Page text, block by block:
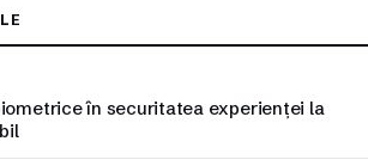
în securitatea experienței la